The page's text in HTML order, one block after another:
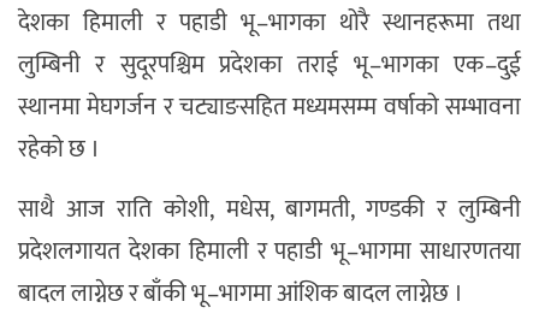
देशका हिमाली र पहाडी भू–भागका थोरै स्थानहरूमा तथा
लुम्बिनी र सुदूरपश्चिम प्रदेशका तराई भू–भागका एक–दुई
स्थानमा मेघगर्जन र चट्याङसहित मध्यमसम्म वर्षाको सम्भावना
रहेको छ ।
साथै आज राति कोशी, मधेस, बागमती, गण्डकी र लुम्बिनी
प्रदेशलगायत देशका हिमाली र पहाडी भू–भागमा साधारणतया
बादल लाग्नेछ र बाँकी भू–भागमा आंशिक बादल लाग्नेछ ।